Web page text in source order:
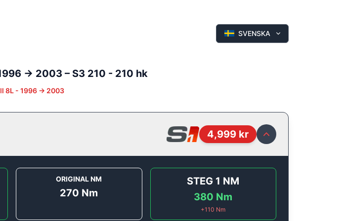
SVENSKA
-> 2003 – S3 210 - 210 hk
8L - 1996 -> 2003
4,999 kr
ORIGINAL NM
270 Nm
STEG 1 NM
380 Nm
+110 Nm